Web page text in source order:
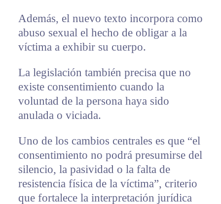
Además, el nuevo texto incorpora como
abuso sexual el hecho de obligar a la
víctima a exhibir su cuerpo.
La legislación también precisa que no
existe consentimiento cuando la
voluntad de la persona haya sido
anulada o viciada.
Uno de los cambios centrales es que “el
consentimiento no podrá presumirse del
silencio, la pasividad o la falta de
resistencia física de la víctima”, criterio
que fortalece la interpretación jurídica